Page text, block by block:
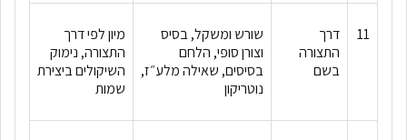
11
דרך
התצורה
בשם
שורש ומשקל, בסיס
וצורן סופי, הלחם
בסיסים, שאילה מלע״ז,
נוטריקון
מיון לפי דרך
התצורה, נימוק
השיקולים ביצירת
שמות